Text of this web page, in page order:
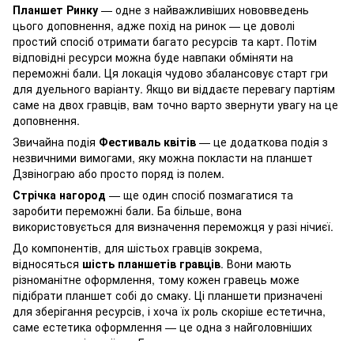
Планшет Ринку — одне з найважливіших нововведень
цього доповнення, адже похід на ринок — це доволі
простий спосіб отримати багато ресурсів та карт. Потім
відповідні ресурси можна буде навпаки обміняти на
переможні бали. Ця локація чудово збалансовує старт гри
для дуельного варіанту. Якщо ви віддаєте перевагу партіям
саме на двох гравців, вам точно варто звернути увагу на це
доповнення.
Звичайна подія Фестиваль квітів — це додаткова подія з
незвичними вимогами, яку можна покласти на планшет
Дзвінограю або просто поряд із полем.
Стрічка нагород — ще один спосіб позмагатися та
заробити переможні бали. Ба більше, вона
використовується для визначення переможця у разі нічиєї.
До компонентів, для шістьох гравців зокрема,
відносяться шість планшетів гравців. Вони мають
різноманітне оформлення, тому кожен гравець може
підібрати планшет собі до смаку. Ці планшети призначені
для зберігання ресурсів, і хоча їх роль скоріше естетична,
саме естетика оформлення — це одна з найголовніших